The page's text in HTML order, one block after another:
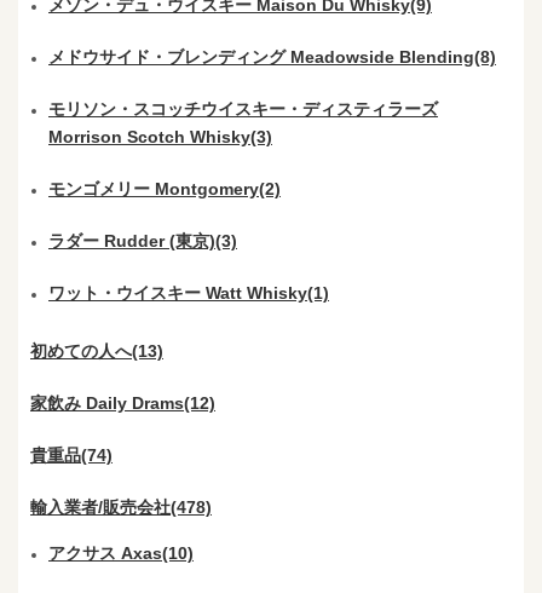
メゾン・デュ・ウイスキー Maison Du Whisky(9)
メドウサイド・ブレンディング Meadowside Blending(8)
モリソン・スコッチウイスキー・ディスティラーズ
Morrison Scotch Whisky(3)
モンゴメリー Montgomery(2)
ラダー Rudder (東京)(3)
ワット・ウイスキー Watt Whisky(1)
初めての人へ(13)
家飲み Daily Drams(12)
貴重品(74)
輸入業者/販売会社(478)
アクサス Axas(10)